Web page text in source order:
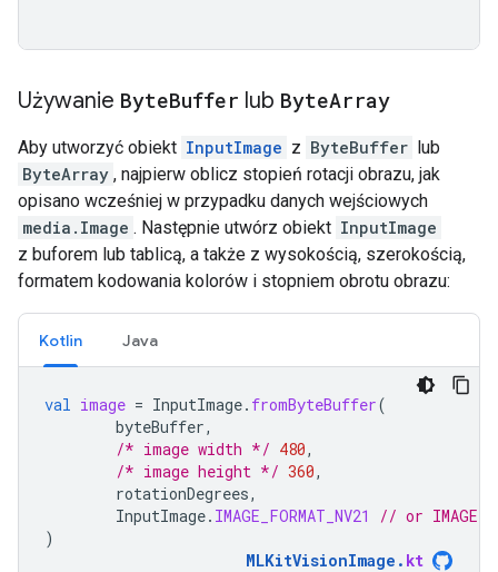
Używanie ByteBuffer lub ByteArray
Aby utworzyć obiekt InputImage z ByteBuffer lub
ByteArray , najpierw oblicz stopień rotacji obrazu, jak
opisano wcześniej w przypadku danych wejściowych
media.Image . Następnie utwórz obiekt InputImage
z buforem lub tablicą, a także z wysokością, szerokością,
formatem kodowania kolorów i stopniem obrotu obrazu:
Kotlin Java
val image = InputImage. fromByteBuffer(
byteBuffer,
/* image width */ 480,
/* image height */ 360,
rotationDegrees,
InputImage. IMAGE_FORMAT_NV21
// or
)
MLKitVisionImage . kt